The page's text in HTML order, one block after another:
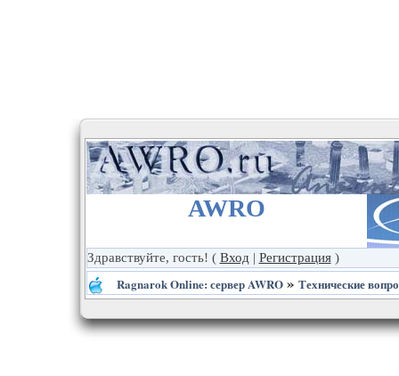
AWRO
Здравствуйте, гость! ( Вход | Регистрация)
Ragnarok Online: сервер AWRO» Технические